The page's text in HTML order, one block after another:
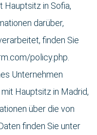
Hauptsitz in Sofia,
darüber,
finden Sie
policy.php.
Unternehmen
Hauptsitz in Madrid,
über die von
finden Sie unter